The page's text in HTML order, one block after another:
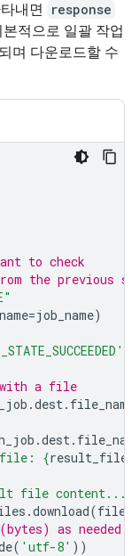
내면
response
적으로 일괄 작업
며 다운로드할 수
to check
the previous
name=job_name)
with a file
.dest. file_name
.dest.
file: {
file content..."
.download(file
as needed
( 'utf-8' ))